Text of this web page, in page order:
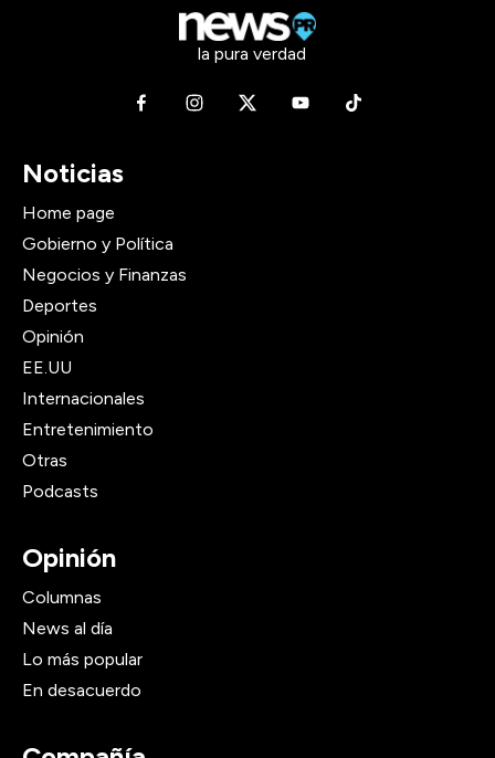
la pura verdad
Noticias
Home page
Gobierno y Política
Negocios y Finanzas
Deportes
Opinión
EE.UU
Internacionales
Entretenimiento
Otras
Podcasts
Opinión
Columnas
News al día
Lo más popular
En desacuerdo